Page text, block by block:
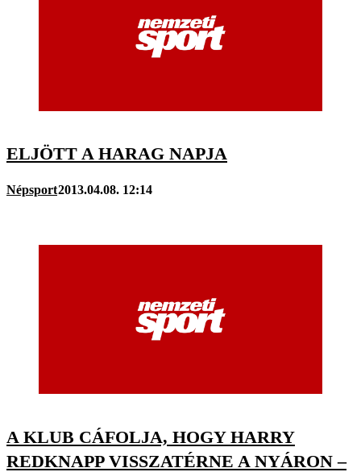
ELJÖTT A HARAG NAPJA
Népsport2013.04.08. 12:14
A KLUB CÁFOLJA, HOGY HARRY
REDKNAPP VISSZATÉRNE A NYÁRON –